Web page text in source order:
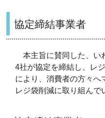
協定締結事業者
本主旨に賛同した、い
4社が協定を締結し、レ
により、消費者の方々へ
レジ袋削減に取り組んで